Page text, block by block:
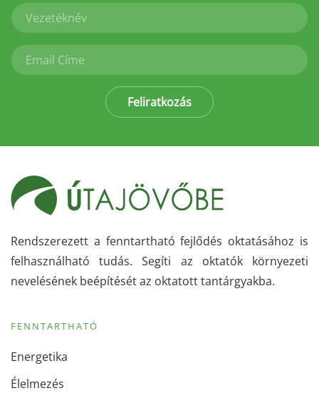
Feliratkozás
Rendszerezett a fenntartható fejlődés oktatásához is
felhasználható tudás. Segíti az oktatók környezeti
nevelésének beépítését az oktatott tantárgyakba.
FENNTARTHATÓ
Energetika
Élelmezés